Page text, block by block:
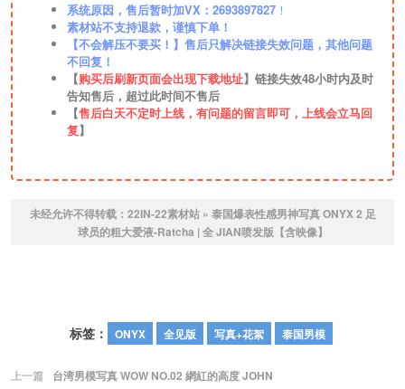
系统原因，售后暂时加VX：2693897827 ！
素材站不支持退款，谨慎下单！
【不会解压不要买！】售后只解决链接失效问题，其他问题
不回复！
【购买后刷新页面会出现下载地址】链接失效48小时内及时
告知售后，超过此时间不售后
【售后白天不定时上线，有问题的留言即可，上线会立马回
复】
未经允许不得转载： 22IN-22素材站» 泰国爆表性感男神写真 ONYX 2 足
球员的粗大爱液-Ratcha | 全 JIAN喷发版【含映像】
标签： ONYX 全见版 写真+花絮 泰国男模
上一篇
台湾男模写真 WOW NO.02 網紅的高度 JOHN